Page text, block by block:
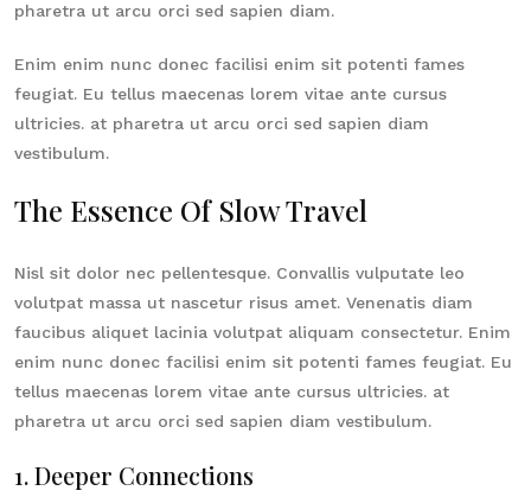
pharetra ut arcu orci sed sapien diam.
Enim enim nunc donec facilisi enim sit potenti fames
feugiat. Eu tellus maecenas lorem vitae ante cursus
ultricies. at pharetra ut arcu orci sed sapien diam
vestibulum.
The Essence Of Slow Travel
Nisl sit dolor nec pellentesque. Convallis vulputate leo
volutpat massa ut nascetur risus amet. Venenatis diam
faucibus aliquet lacinia volutpat aliquam consectetur. Enim
enim nunc donec facilisi enim sit potenti fames feugiat. Eu
tellus maecenas lorem vitae ante cursus ultricies. at
pharetra ut arcu orci sed sapien diam vestibulum.
1. Deeper Connections